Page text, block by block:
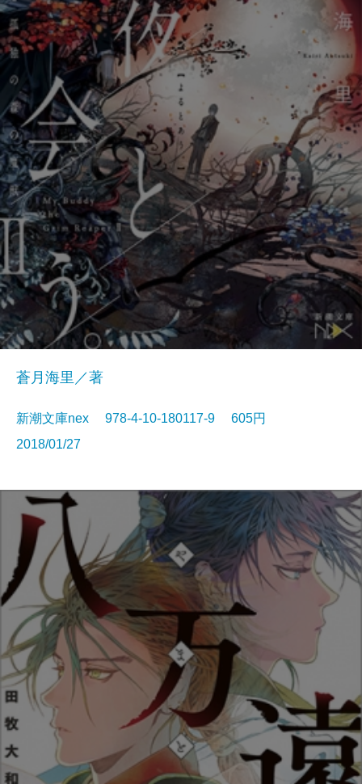
蒼月海里／著
新潮文庫nex 978-4-10-180117-9 605円
2018/01/27